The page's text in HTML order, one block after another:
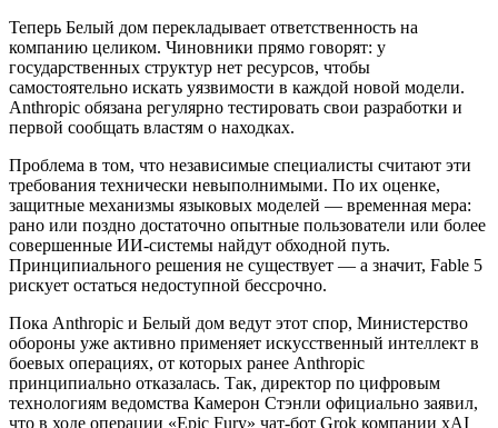
Теперь Белый дом перекладывает ответственность на
компанию целиком. Чиновники прямо говорят: у
государственных структур нет ресурсов, чтобы
самостоятельно искать уязвимости в каждой новой модели.
Anthropic обязана регулярно тестировать свои разработки и
первой сообщать властям о находках.
Проблема в том, что независимые специалисты считают эти
требования технически невыполнимыми. По их оценке,
защитные механизмы языковых моделей — временная мера:
рано или поздно достаточно опытные пользователи или более
совершенные ИИ-системы найдут обходной путь.
Принципиального решения не существует — а значит, Fable 5
рискует остаться недоступной бессрочно.
Пока Anthropic и Белый дом ведут этот спор, Министерство
обороны уже активно применяет искусственный интеллект в
боевых операциях, от которых ранее Anthropic
принципиально отказалась. Так, директор по цифровым
технологиям ведомства Камерон Стэнли официально заявил,
что в ходе операции «Epic Fury» чат-бот Grok компании xAI